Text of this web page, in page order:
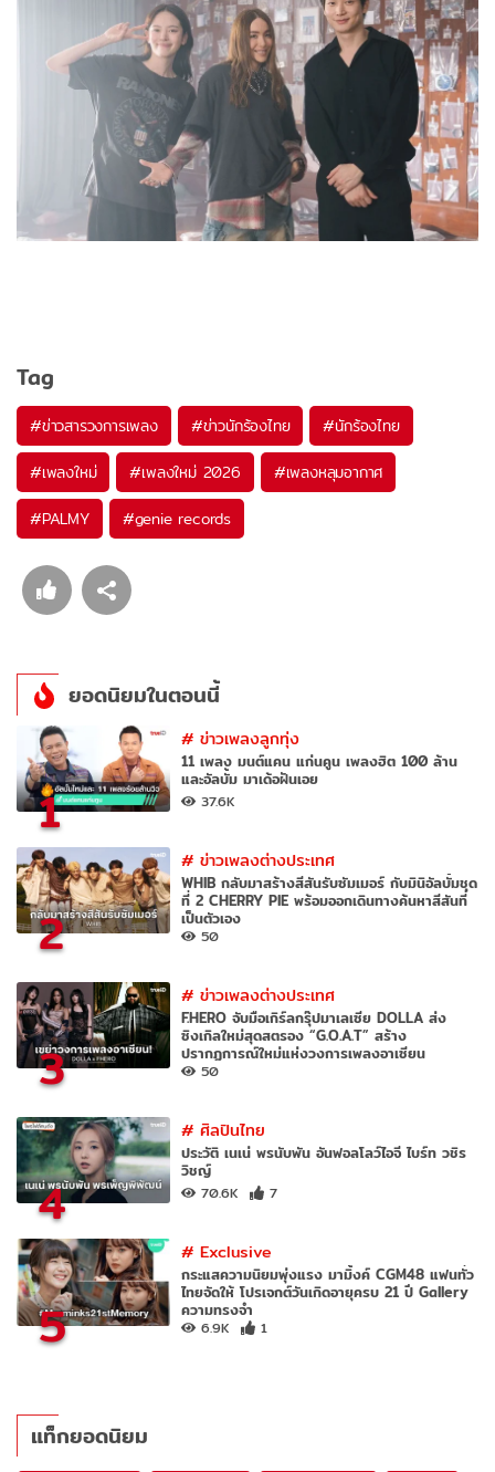
Tag
#ข่าวสารวงการเพลง #ข่าวนักร้องไทย #นักร้องไทย
#เพลงใหม่ #เพลงใหม่ 2026 #เพลงหลุมอากาศ
#PALMY #genie records
ยอดนิยมในตอนนี้
1
#ข่าวเพลงลูกทุ่ง
11 เพลง มนต์แคน แก่นคูน เพลงฮิต 100 ล้าน
และอัลบั้ม มาเด้อฝันเอย
37.6K
2
#ข่าวเพลงต่างประเทศ
WHIB กลับมาสร้างสีสันรับซัมเมอร์ กับมินิอัลบั้มชุด
ที่ 2 CHERRY PIE พร้อมออกเดินทางค้นหาสีสันที่
เป็นตัวเอง
50
3
#ข่าวเพลงต่างประเทศ
F.HERO จับมือเกิร์ลกรุ๊ปมาเลเซีย DOLLA ส่ง
ซิงเกิลใหม่สุดสตรอง “G.O.A.T” สร้าง
ปรากฏการณ์ใหม่แห่งวงการเพลงอาเซียน
50
4
#ศิลปินไทย
ประวัติ เนเน่ พรนับพัน อันฟอลโลว์ไอจี ไบร์ท วชิร
วิชญ์
70.6K 7
5
#Exclusive
กระแสความนิยมพุ่งแรง มามิ้งค์ CGM48 แฟนทั่ว
ไทยจัดให้ โปรเจกต์วันเกิดอายุครบ 21 ปี Gallery
ความทรงจำ
6.9K 1
แท็กยอดนิยม